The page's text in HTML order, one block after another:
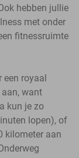
hebben jullie
met onder
fitnessruimte
een royaal
want
kun je zo
lopen), of
kilometer aan